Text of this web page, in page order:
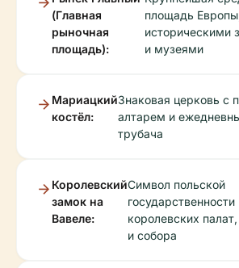
(Главная
рыночная
площадь):
площадь
историческими
и музеями
Мариацкий
костёл:
Знаковая церковь с
алтарем и
трубача
Королевский
замок на
Вавеле:
Символ польской
королевских
и собора